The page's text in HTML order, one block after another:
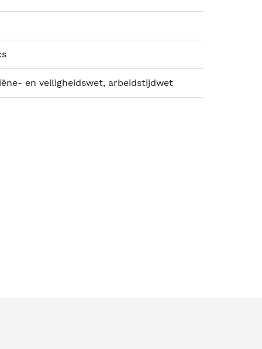
en veiligheidswet, arbeidstijdwet